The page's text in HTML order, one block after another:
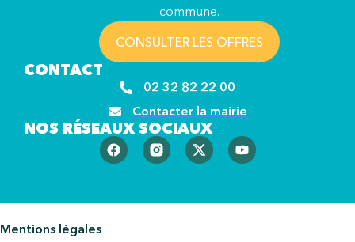
commune.
CONSULTER LES OFFRES
CONTACT
02 32 82 22 00
Contacter la mairie
NOS RÉSEAUX SOCIAUX
Mentions légales